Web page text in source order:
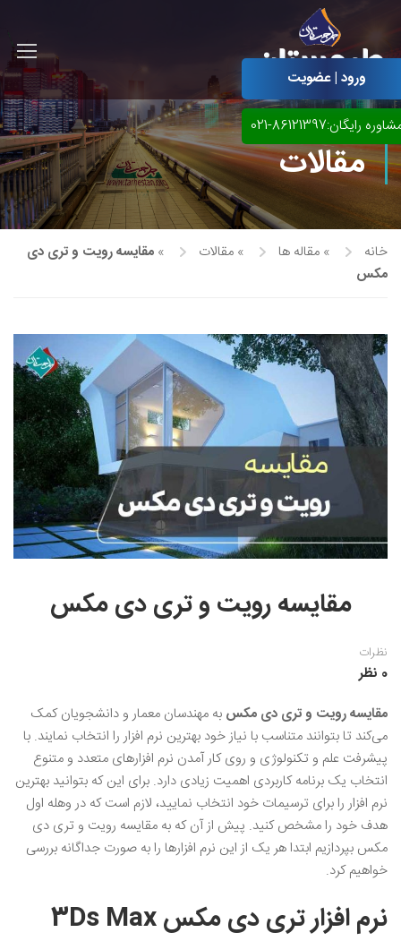
آموزش مجازی طراحی لباس
آموزش مجازی گرافیک
آموزش مجازی طراحی داخلی
نقاشی پاستل
نقاشی رنگ روغن
نقاشی آبرنگ
نقاشی کودک و نوجوان
طراحی سیاه قلم
نقاشی مینیاتور(نگارگری)
خوشنویسی نستعلیق
خوشنویسی با خودکار
خط نقاشی
ورود | عضویت
رایگان:86121397-021
مقالات
خانه » مقاله ها » مقالات » مقایسه رویت و تری دی
مکس
مقایسه رویت و تری دی مکس
نظرات
0 نظر
مقایسه رویت و تری دی مکس به مهندسان معمار و دانشجویان کمک
می‌کند تا بتوانند متناسب با نیاز خود بهترین نرم ‌افزار را انتخاب نمایند. با
پیشرفت علم و تکنولوژی و روی کار آمدن نرم ‌افزارهای متعدد و متنوع
انتخاب یک برنامه کاربردی اهمیت زیادی دارد. برای این که بتوانید بهترین
نرم‌ افزار را برای ترسیمات خود انتخاب نمایید، لازم است که در وهله اول
هدف خود را مشخص کنید. پیش از آن که به مقایسه رویت و تری دی
مکس بپردازیم ابتدا هر یک از این نرم ‌افزارها را به صورت جداگانه بررسی
خواهیم کرد.
نرم افزار تری دی مکس 3Ds Max